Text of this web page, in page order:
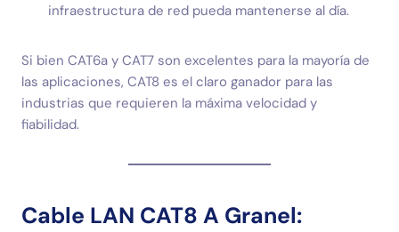
infraestructura de red pueda mantenerse al día.
Si bien CAT6a y CAT7 son excelentes para la mayoría de
las aplicaciones, CAT8 es el claro ganador para las
industrias que requieren la máxima velocidad y
fiabilidad.
Cable LAN CAT8 A Granel: